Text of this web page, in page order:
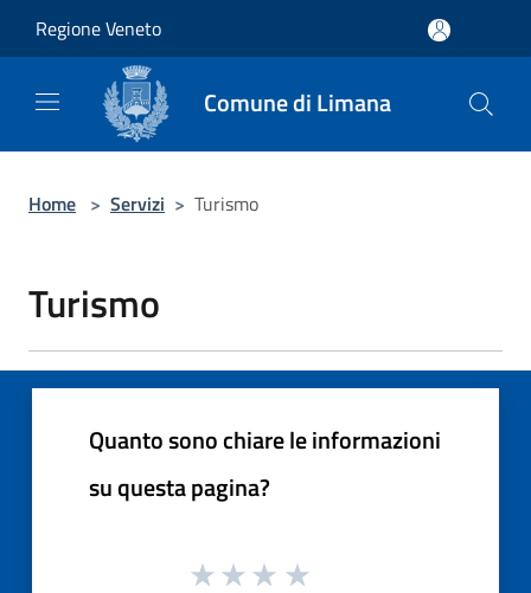
Regione Veneto
Comune di Limana
Home > Servizi > Turismo
Turismo
Quanto sono chiare le informazioni
su questa pagina?